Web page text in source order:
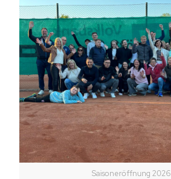
Saisoneröffnung 2026